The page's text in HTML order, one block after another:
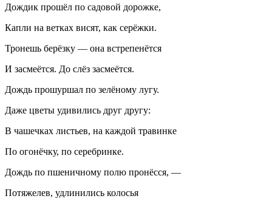
Дождик прошёл по садовой дорожке,
Капли на ветках висят, как серёжки.
Тронешь берёзку — она встрепенётся
И засмеётся. До слёз засмеётся.
Дождь прошуршал по зелёному лугу.
Даже цветы удивились друг другу:
В чашечках листьев, на каждой травинке
По огонёчку, по серебринке.
Дождь по пшеничному полю пронёсся, —
Потяжелев, удлинились колосья